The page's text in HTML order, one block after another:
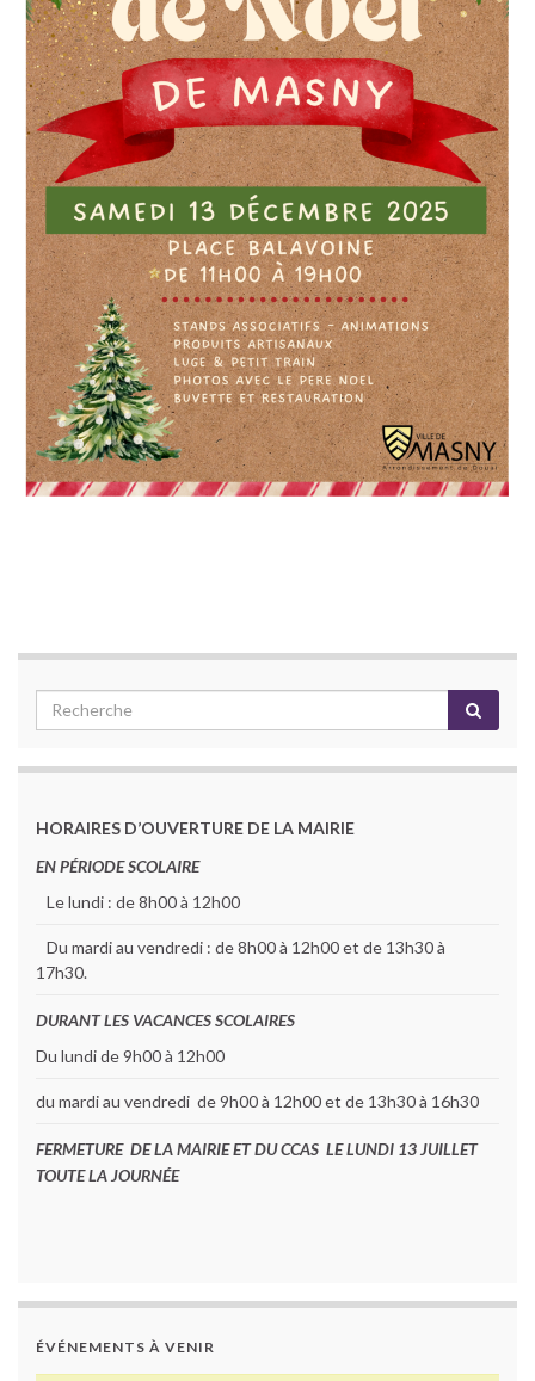
HORAIRES D’OUVERTURE DE LA MAIRIE
EN PÉRIODE SCOLAIRE
Le lundi : de 8h00 à 12h00
Du mardi au vendredi : de 8h00 à 12h00 et de 13h30 à
17h30.
DURANT LES VACANCES SCOLAIRES
Du lundi de 9h00 à 12h00
du mardi au vendredi de 9h00 à 12h00 et de 13h30 à 16h30
FERMETURE DE LA MAIRIE ET DU CCAS LE LUNDI 13 JUILLET
TOUTE LA JOURNÉE
ÉVÉNEMENTS À VENIR